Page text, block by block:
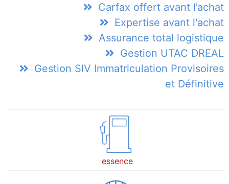
Carfax offert avant l’achat
Expertise avant l'achat
Assurance total logistique
Gestion UTAC DREAL
Gestion SIV Immatriculation Provisoires
et Définitive
essence